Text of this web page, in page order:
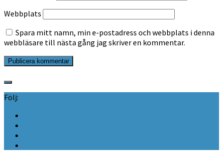
Webbplats
Spara mitt namn, min e-postadress och webbplats i denna
webbläsare till nästa gång jag skriver en kommentar.
Följ: